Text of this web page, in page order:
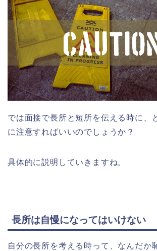
では面接で長所と短所を伝える時に、
に注意すればいいのでしょうか？
具体的に説明していきますね。
長所は自慢になってはいけない
自分の長所を考える時って、なんだか